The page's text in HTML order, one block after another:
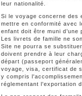
leur nationalité.
Si le voyage concerne des
mettre en conformité avec
enfant doit être muni d’une
Les livrets de famille ne
Site ne pourra se
doivent prendre à leur
départ (passeport
voyage, visa, certificat de
y compris
réglementant l'exportation